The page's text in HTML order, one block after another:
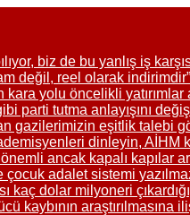
biz de bu yanlış iş
değil, reel olarak indirimdir”
yolu öncelikli yatırımlar
parti tutma anlayışını
gazilerimizin eşitlik talebi
dinleyin, AİHM
ancak kapalı kapılar
çocuk adalet sistemi
dolar milyoneri
kaybının